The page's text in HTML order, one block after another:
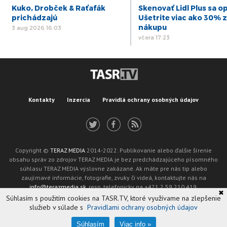
Kuko, Drobček & Raťafák
prichádzajú
3 aug 2026 16:03
Skenovať Lidl Plus sa
Ušetrite viac ako 30% z
nákupu
včera 17:23
Kontakty Inzercia Pravidlá ochrany osobných údajov
Copyright © TERAZ MEDIA 2014-2022. Publikovanie alebo ďalšie šírenie
obsahu správ zo zdrojov TERAZ MEDIA je bez predchádzajúceho písomného
súhlasu TERAZ MEDIA výslovne zakázané. Ak máte pre nás tip alebo
zaujímavé informácie, fotografie, zvuky či videá, kontaktujte nás na
info@terazmedia.sk, resp. telefonicky na +421 2 59 210 419.
Žiadosť o zverejnenie opravy v zmysle zákona o publikáciách je možné zaslať
na adresu oprava@tasr.sk.
Oznámenie prevádzkovateľa podľa § 11a zákona č. 265/2022 Z. z.
Súhlasím s použitím cookies na TASR.TV, ktoré využívame na zlepšenie
služieb v súlade s Pravidlami ochrany osobných údajov
Súhlasím Viac info »
✖